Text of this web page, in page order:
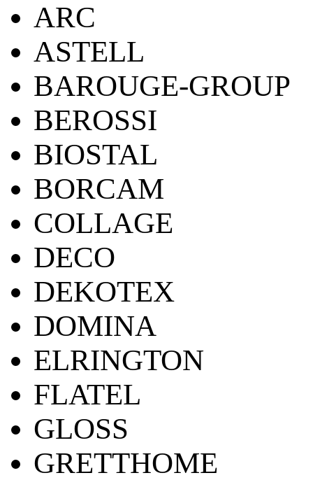
ARC
ASTELL
BAROUGE-GROUP
BEROSSI
BIOSTAL
BORCAM
COLLAGE
DECO
DEKOTEX
DOMINA
ELRINGTON
FLATEL
GLOSS
GRETTHOME